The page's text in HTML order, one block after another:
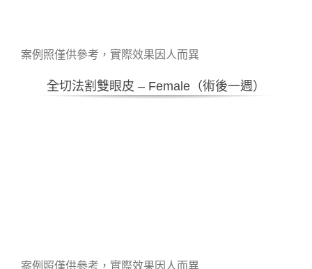
案例照僅供參考，實際效果因人而異
全切法割雙眼皮 – Female（術後一週）
案例照僅供參考，實際效果因人而異